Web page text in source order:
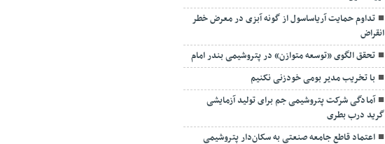
تداوم حمایت آریاساسول از گونه آبزی در معرض خطر
انقراض
تحقق الگوی «توسعه متوازن» در پتروشیمی بندر امام
با تخریب مدیر بومی خودزنی نکنیم
آمادگی شرکت پتروشیمی جم برای تولید آزمایشی
گرید درب بطری
اعتماد قاطع جامعه صنعتی به سکان‌دار پتروشیمی